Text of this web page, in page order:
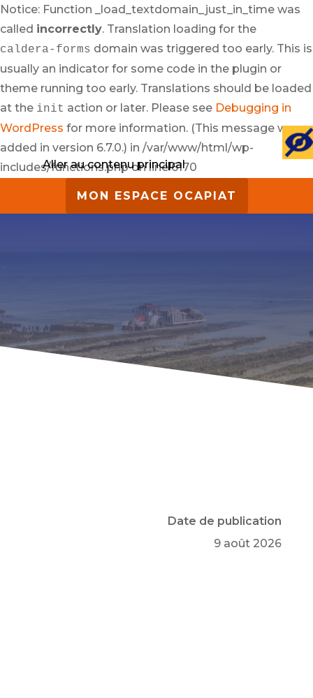
Notice: Function _load_textdomain_just_in_time was
called incorrectly. Translation loading for the
caldera-forms domain was triggered too early. This is
usually an indicator for some code in the plugin or
theme running too early. Translations should be loaded
at the init action or later. Please see Debugging in
WordPress for more information. (This message was
added in version 6.7.0.) in /var/www/html/wp-
includes/functions.php on line 6170
Aller au contenu principal
MON ESPACE OCAPIAT
Date de publication
9 août 2026